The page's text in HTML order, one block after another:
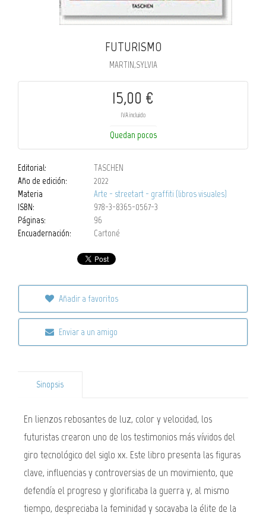
FUTURISMO
MARTIN,SYLVIA
15,00 €
IVA incluido
Quedan pocos
Editorial:
TASCHEN
Año de edición:
2022
Materia
Arte - streetart - graffiti (libros visuales)
ISBN:
978-3-8365-0567-3
Páginas:
96
Encuadernación:
Cartoné
Añadir a favoritos
Enviar a un amigo
Sinopsis
En lienzos rebosantes de luz, color y velocidad, los
futuristas crearon uno de los testimonios más vívidos del
giro tecnológico del siglo xx. Este libro presenta las figuras
clave, influencias y controversias de un movimiento, que
defendía el progreso y glorificaba la guerra y, al mismo
tiempo, despreciaba la feminidad y socavaba la élite de la